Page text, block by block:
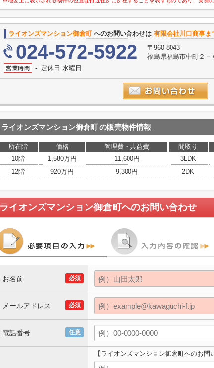
ライオンズマンション御倉町へのお問い合わせは 有限会社川口商事ま
024-572-5922
〒960-8043
福島県福島市中町２
- 定休日:水曜日
ライオンズマンション御倉町の販売物件情報
所在階 価格 管理費・共益費
間取り
10階
1,580万円 11,600円
3LDK
12階
920万円 9,300円 2DK
ライオンズマンション御倉町へのお問い合わせ
必須
お名前
必須
メールアドレス
任意
電話番号
【ライオンズマンション御倉町へのお問